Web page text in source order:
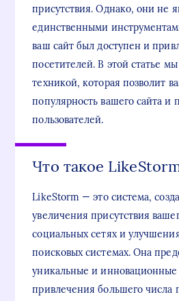
присутствия. Однако, они не
единственными
ваш сайт был доступен и
посетителей. В этой статье
техникой, которая позволит
популярность вашего сайта и
пользователей.
Что такое
LikeStorm — это система,
увеличения присутствия
социальных сетях и
поисковых системах. Она
уникальные и
привлечения большего числа